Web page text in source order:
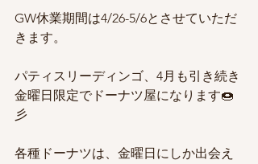
GW休業期間は4/26-5/6とさせていただ
きます。
パティスリーディンゴ、4月も引き続き
金曜日限定でドーナツ屋になります🍩
彡
各種ドーナツは、金曜日にしか出会え